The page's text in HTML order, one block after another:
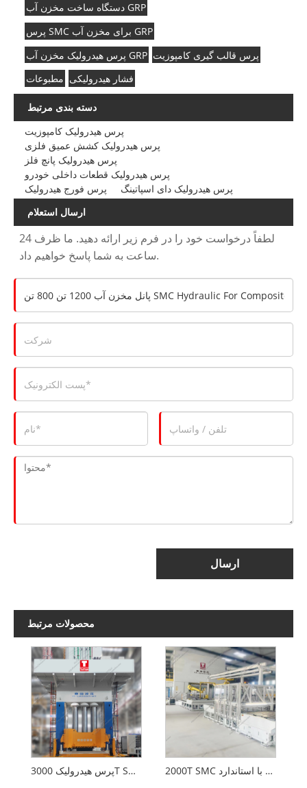
دستگاه ساخت مخزن آب GRP
پرس SMC برای مخزن آب GRP
پرس هیدرولیک مخزن آب GRP پرس قالب گیری کامپوزیت
مطبوعات فشار هیدرولیکی
دسته بندی مرتبط
پرس هیدرولیک کامپوزیت
پرس هیدرولیک کشش عمیق فلزی
پرس هیدرولیک پانچ فلز
پرس هیدرولیک قطعات داخلی خودرو
پرس فورج هیدرولیک
پرس هیدرولیک دای اسپاتینگ
ارسال استعلام
لطفاً درخواست خود را در فرم زیر ارائه دهید. ما ظرف 24
ساعت به شما پاسخ خواهیم داد.
ارسال
محصولات مرتبط
پرس هیدرولیک 3000T SMC Forming For Auomotive 2000T SMC تشکیل پرس هیدرولیک با استاندارد CE